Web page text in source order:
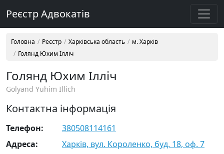
Реєстр Адвокатів
Головна Реєстр Харківська область
м. Харків
Голянд Юхим Ілліч
Голянд Юхим Ілліч
Golyand Yuhim Illich
Контактна інформація
Телефон:
380508114161
Адреса:
Харків, вул. Короленко, буд. 18, оф. 7